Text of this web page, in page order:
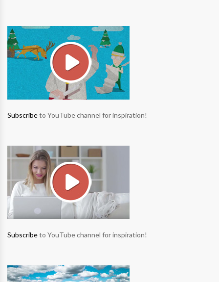
Subscribeto YouTube channel for inspiration!
Subscribeto YouTube channel for inspiration!